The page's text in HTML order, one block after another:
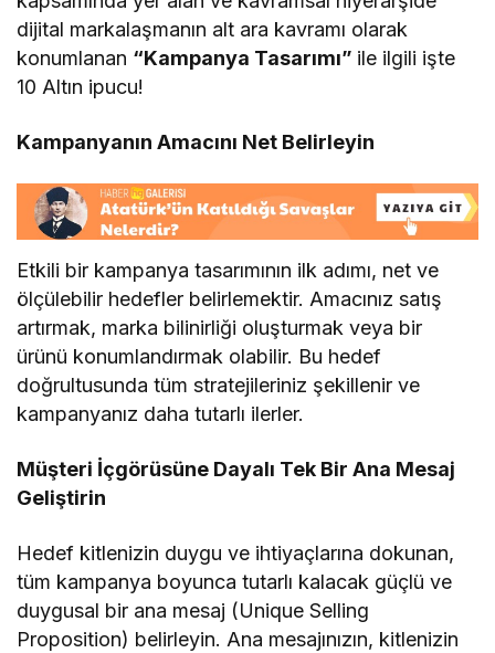
dijital markalaşmanın alt ara kavramı olarak
konumlanan “Kampanya Tasarımı” ile ilgili işte
10 Altın ipucu!
Kampanyanın Amacını Net Belirleyin
Etkili bir kampanya tasarımının ilk adımı, net ve
ölçülebilir hedefler belirlemektir. Amacınız satış
artırmak, marka bilinirliği oluşturmak veya bir
ürünü konumlandırmak olabilir. Bu hedef
doğrultusunda tüm stratejileriniz şekillenir ve
kampanyanız daha tutarlı ilerler.
Müşteri İçgörüsüne Dayalı Tek Bir Ana Mesaj
Geliştirin
Hedef kitlenizin duygu ve ihtiyaçlarına dokunan,
tüm kampanya boyunca tutarlı kalacak güçlü ve
duygusal bir ana mesaj (Unique Selling
Proposition) belirleyin. Ana mesajınızın, kitlenizin